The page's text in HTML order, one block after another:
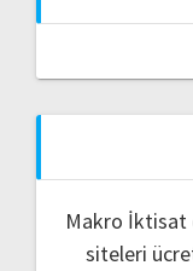
Makro İktisat
siteleri